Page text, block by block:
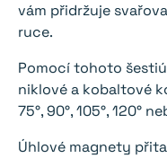
vám přidržuje
ruce.
Pomocí tohoto
niklové a kobaltové
75°, 90°, 105°, 120°
Úhlové magnety